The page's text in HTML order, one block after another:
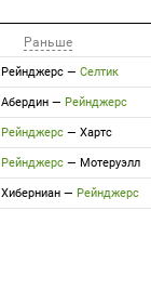
Раньше
Рейнджерс — Селтик
Абердин — Рейнджерс
Рейнджерс — Хартc
Рейнджерс — Мотеруэлл
Хиберниан — Рейнджерс